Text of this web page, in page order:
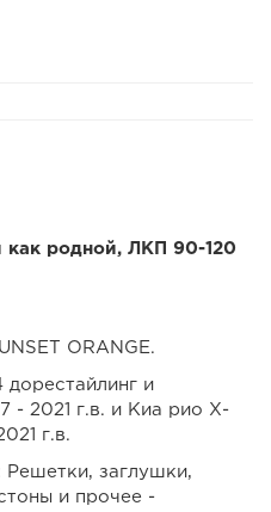
как родной, ЛКП 90-120
ORANGE.
и
- 2021 г.в. и Киа рио Х-
г.в.
заглушки,
и прочее -